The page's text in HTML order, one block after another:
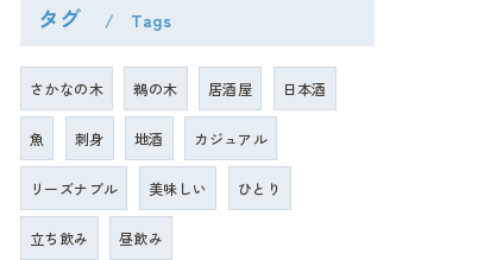
タグ Tags
さかなの木 鵜の木 居酒屋 日本酒
魚 刺身 地酒 カジュアル
リーズナブル 美味しい ひとり
立ち飲み 昼飲み